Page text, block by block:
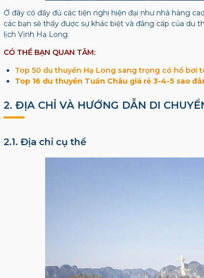
Ở đây có đầy đủ các tiện nghi hiện đại như nhà hàng
các bạn sẽ thấy được sự khác biệt và đẳng cấp của du
lịch Vịnh Hạ Long.
CÓ THỂ BẠN QUAN TÂM:
Top 50 du thuyền Hạ Long sang trọng có hồ bơi
Top 16 du thuyền Tuần Châu giá rẻ 3-4-5 sao
2. ĐỊA CHỈ VÀ HƯỚNG DẪN DI
2.1. Địa chỉ cụ thể